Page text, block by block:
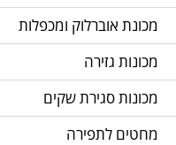
מכונת אוברלוק ומכפלות
מכונות גזירה
מכונות סגירת שקים
מחטים לתפירה